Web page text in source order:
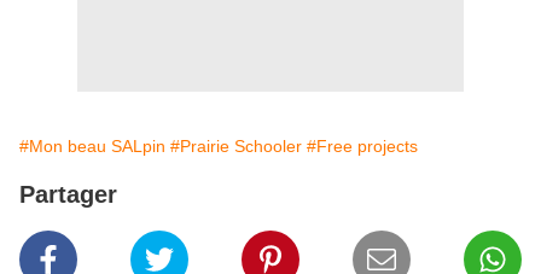
#Mon beau SALpin #Prairie Schooler #Free projects
Partager